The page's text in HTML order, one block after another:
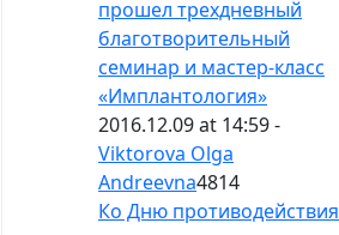
прошел трехдневный
благотворительный
семинар и мастер-класс
«Имплантология»
2016.12.09 at 14:59 -
Viktorova Olga
Andreevna4814
Ко Дню противодействия